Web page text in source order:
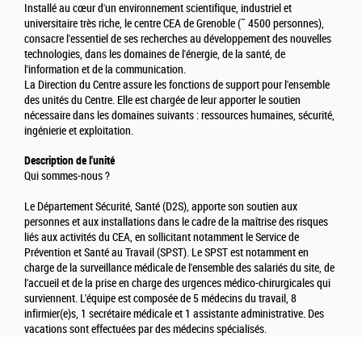
Installé au cœur d'un environnement scientifique, industriel et
universitaire très riche, le centre CEA de Grenoble (˜ 4500 personnes),
consacre l'essentiel de ses recherches au développement des nouvelles
technologies, dans les domaines de l'énergie, de la santé, de
l'information et de la communication.
La Direction du Centre assure les fonctions de support pour l'ensemble
des unités du Centre. Elle est chargée de leur apporter le soutien
nécessaire dans les domaines suivants : ressources humaines, sécurité,
ingénierie et exploitation.
Description de l'unité
Qui sommes-nous ?
Le Département Sécurité, Santé (D2S), apporte son soutien aux
personnes et aux installations dans le cadre de la maîtrise des risques
liés aux activités du CEA, en sollicitant notamment le Service de
Prévention et Santé au Travail (SPST). Le SPST est notamment en
charge de la surveillance médicale de l'ensemble des salariés du site, de
l'accueil et de la prise en charge des urgences médico-chirurgicales qui
surviennent. L'équipe est composée de 5 médecins du travail, 8
infirmier(e)s, 1 secrétaire médicale et 1 assistante administrative. Des
vacations sont effectuées par des médecins spécialisés.